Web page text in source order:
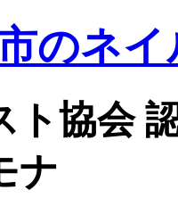
のネ
ト協会
ナ